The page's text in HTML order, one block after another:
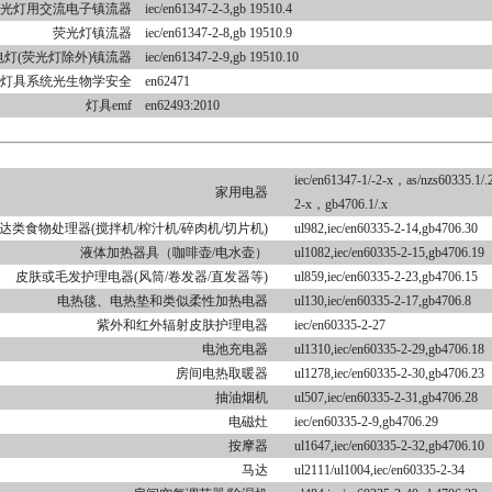
灯用交流电子镇流器
iec/en61347-2-3,gb 19510.4
荧光灯镇流器
iec/en61347-2-8,gb 19510.9
灯(荧光灯除外)镇流器
iec/en61347-2-9,gb 19510.10
具系统光生物学安全
en62471
灯具emf
en62493:2010
家用电器
iec/en61347-1/-2-x，as/nzs60335.1/
2-x，gb4706.1/.x
类食物处理器(搅拌机/榨汁机/碎肉机/切片机) ul982,iec/en60335-2-14,gb4706.30
液体加热器具（咖啡壶/电水壶）
ul1082,iec/en60335-2-15,gb4706.19
皮肤或毛发护理电器(风筒/卷发器/直发器等) ul859,iec/en60335-2-23,gb4706.15
电热毯、电热垫和类似柔性加热电器 ul130,iec/en60335-2-17,gb4706.8
紫外和红外辐射皮肤护理电器 iec/en60335-2-27
电池充电器
ul1310,iec/en60335-2-29,gb4706.18
房间电热取暖器 ul1278,iec/en60335-2-30,gb4706.23
抽油烟机 ul507,iec/en60335-2-31,gb4706.28
电磁灶 iec/en60335-2-9,gb4706.29
按摩器 ul1647,iec/en60335-2-32,gb4706.10
马达 ul2111/ul1004,iec/en60335-2-34